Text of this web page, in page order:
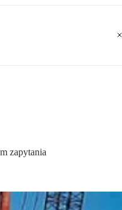
zapytania